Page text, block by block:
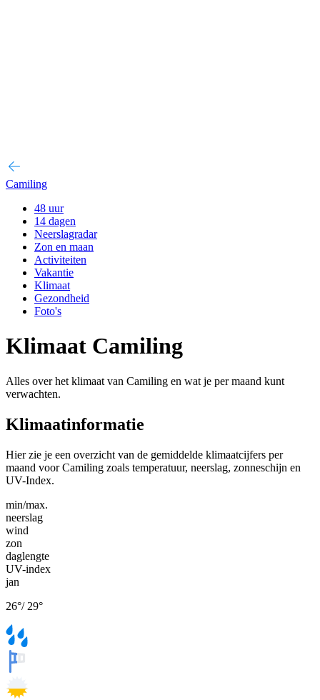
Camiling
48 uur
14 dagen
Neerslagradar
Zon en maan
Activiteiten
Vakantie
Klimaat
Gezondheid
Foto's
Klimaat Camiling
Alles over het klimaat van Camiling en wat je per maand kunt
verwachten.
Klimaatinformatie
Hier zie je een overzicht van de gemiddelde klimaatcijfers per
maand voor Camiling zoals temperatuur, neerslag, zonneschijn en
UV-Index.
min/max.
neerslag
wind
zon
daglengte
UV-index
jan
26°/ 29°